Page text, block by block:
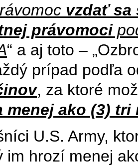
vzdať sa
právomoci
“ a aj toto –
prípad podľa
, za ktoré
menej ako (3) tri
U.S. Army,
im hrozí menej